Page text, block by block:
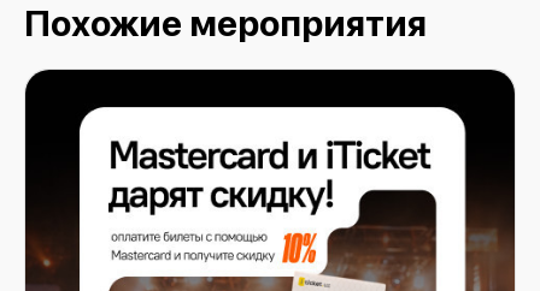
Похожие мероприятия